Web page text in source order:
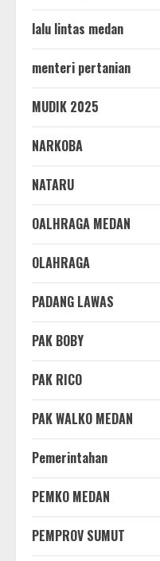
lalu lintas medan
menteri pertanian
MUDIK 2025
NARKOBA
NATARU
OALHRAGA MEDAN
OLAHRAGA
PADANG LAWAS
PAK BOBY
PAK RICO
PAK WALKO MEDAN
Pemerintahan
PEMKO MEDAN
PEMPROV SUMUT